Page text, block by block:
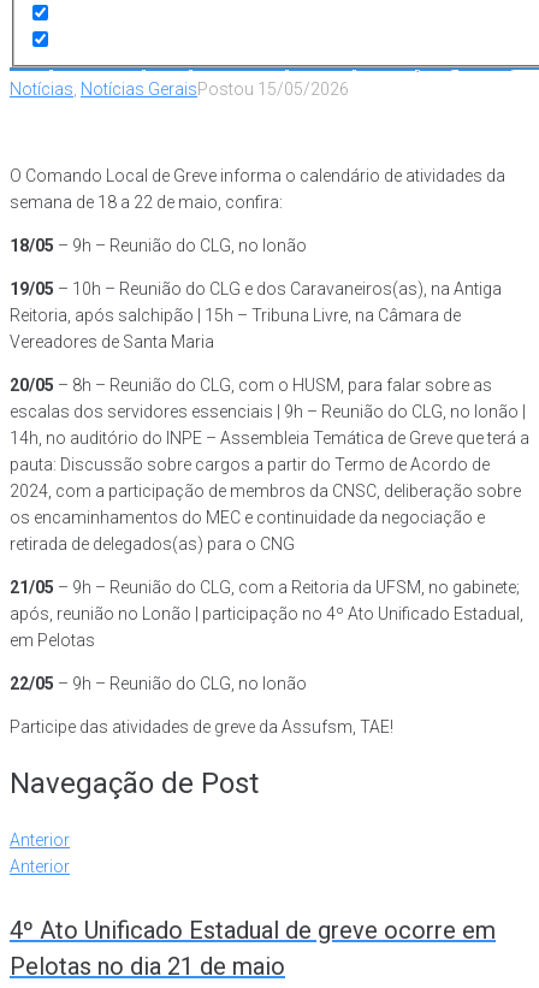
EmDestaque
Geral|Informativo|Inicial|Institucional|Notícias|Publicações,Greves,
Notícias Notícias GeraisPostou 15/05/2026
O Comando Local de Greve informa o calendário de atividades da
semana de 18 a 22 de maio, confira:
18/05 – 9h – Reunião do CLG, no lonão
19/05 – 10h – Reunião do CLG e dos Caravaneiros(as), na Antiga
Reitoria, após salchipão | 15h – Tribuna Livre, na Câmara de
Vereadores de Santa Maria
20/05 – 8h – Reunião do CLG, com o HUSM, para falar sobre as
escalas dos servidores essenciais | 9h – Reunião do CLG, no lonão |
14h, no auditório do INPE – Assembleia Temática de Greve que terá a
pauta: Discussão sobre cargos a partir do Termo de Acordo de
2024, com a participação de membros da CNSC, deliberação sobre
os encaminhamentos do MEC e continuidade da negociação e
retirada de delegados(as) para o CNG
21/05 – 9h – Reunião do CLG, com a Reitoria da UFSM, no gabinete;
após, reunião no Lonão | participação no 4º Ato Unificado Estadual,
em Pelotas
22/05 – 9h – Reunião do CLG, no lonão
Participe das atividades de greve da Assufsm, TAE!
Navegação de Post
Anterior
Anterior
4º Ato Unificado Estadual de greve ocorre em
Pelotas no dia 21 de maio